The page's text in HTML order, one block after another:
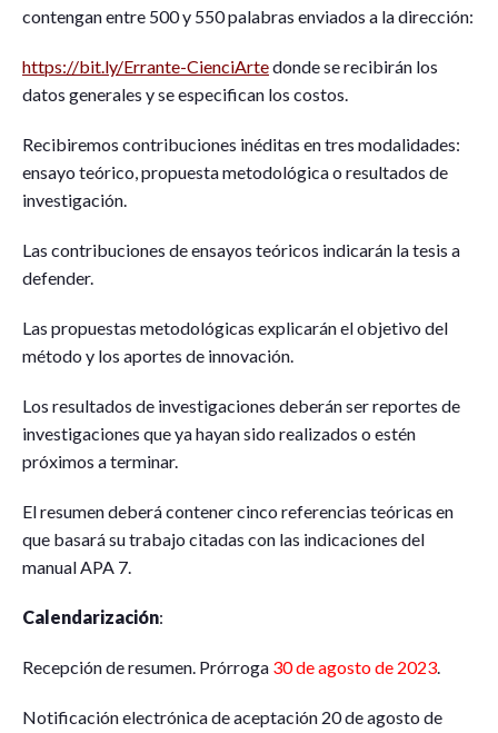
contengan entre 500 y 550 palabras enviados a la dirección:
https://bit.ly/Errante-CienciArtedonde se recibirán los
datos generales y se especifican los costos.
Recibiremos contribuciones inéditas en tres modalidades:
ensayo teórico, propuesta metodológica o resultados de
investigación.
Las contribuciones de ensayos teóricos indicarán la tesis a
defender.
Las propuestas metodológicas explicarán el objetivo del
método y los aportes de innovación.
Los resultados de investigaciones deberán ser reportes de
investigaciones que ya hayan sido realizados o estén
próximos a terminar.
El resumen deberá contener cinco referencias teóricas en
que basará su trabajo citadas con las indicaciones del
manual APA 7.
Calendarización:
Recepción de resumen. Prórroga 30 de agosto de 2023.
Notificación electrónica de aceptación 20 de agosto de